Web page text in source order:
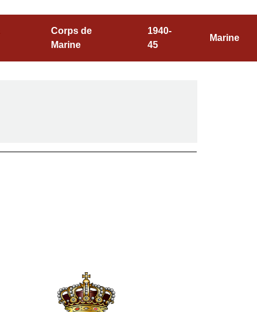
Corps de
Marine
1940-
45
Marine